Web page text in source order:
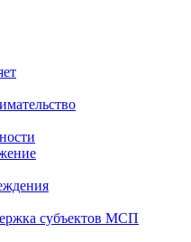
субъектов МСП